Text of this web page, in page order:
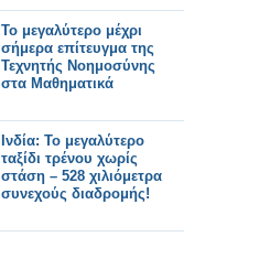
Το μεγαλύτερο μέχρι
σήμερα επίτευγμα της
Τεχνητής Νοημοσύνης
στα Μαθηματικά
Ινδία: Το μεγαλύτερο
ταξίδι τρένου χωρίς
στάση – 528 χιλιόμετρα
συνεχούς διαδρομής!